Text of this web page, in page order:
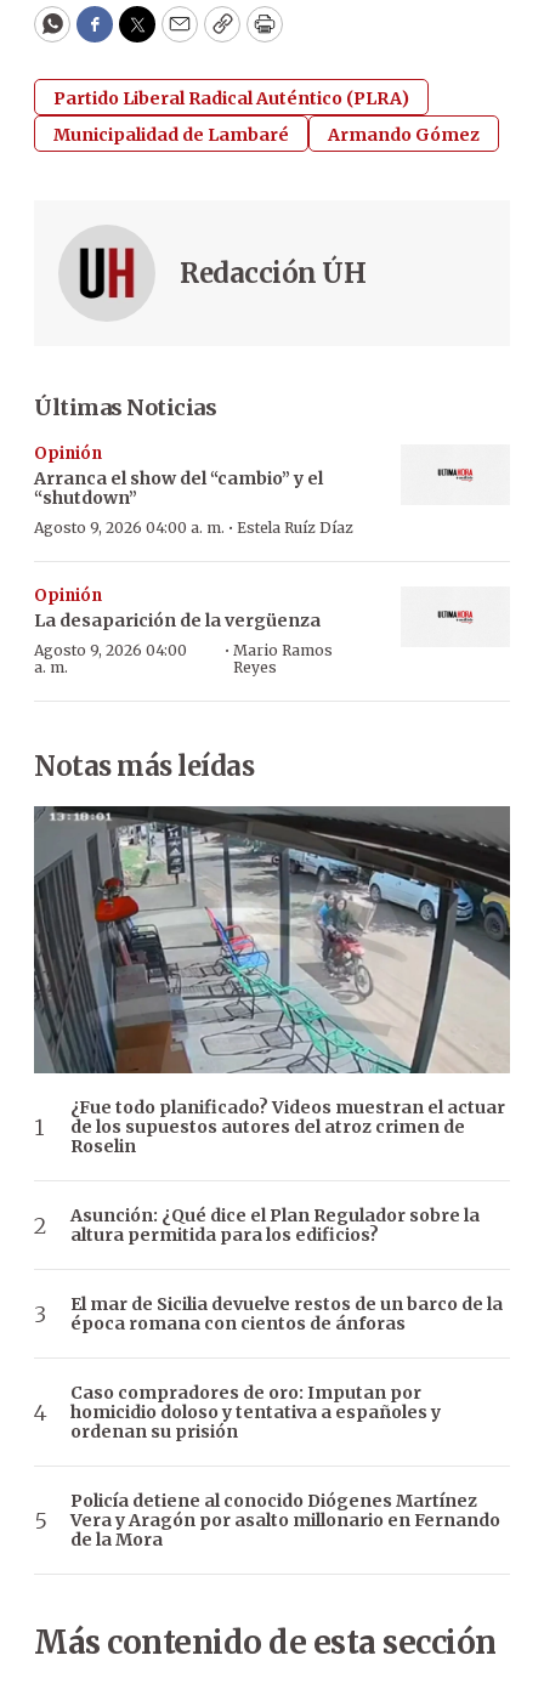
WhatsApp
Facebook
Twitter
EmailCopyPrint
Partido Liberal Radical Auténtico (PLRA)
Municipalidad de Lambaré
Armando Gómez
Redacción ÚH
Últimas Noticias
Opinión
Arranca el show del “cambio” y el
“shutdown”
Agosto 9, 2026 04:00 a. m. · Estela Ruíz Díaz
Opinión
La desaparición de la vergüenza
Agosto 9, 2026 04:00
a. m.
· Mario Ramos
Reyes
Notas más leídas
¿Fue todo planificado? Videos muestran el actuar
de los supuestos autores del atroz crimen de
Roselin
Asunción: ¿Qué dice el Plan Regulador sobre la
altura permitida para los edificios?
El mar de Sicilia devuelve restos de un barco de la
época romana con cientos de ánforas
Caso compradores de oro: Imputan por
homicidio doloso y tentativa a españoles y
ordenan su prisión
Policía detiene al conocido Diógenes Martínez
Vera y Aragón por asalto millonario en Fernando
de la Mora
Más contenido de esta sección